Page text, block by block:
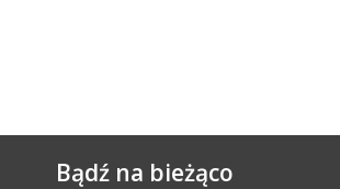
Bądź na bieżąco